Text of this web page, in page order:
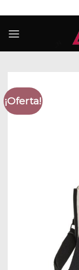
al
contenido
¡Oferta!